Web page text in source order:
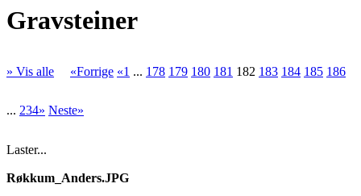
Gravsteiner
» Vis alle «Forrige «1 ... 178 179 180 181 182 183 184 185 186
... 234» Neste»
Laster...
Røkkum_Anders.JPG